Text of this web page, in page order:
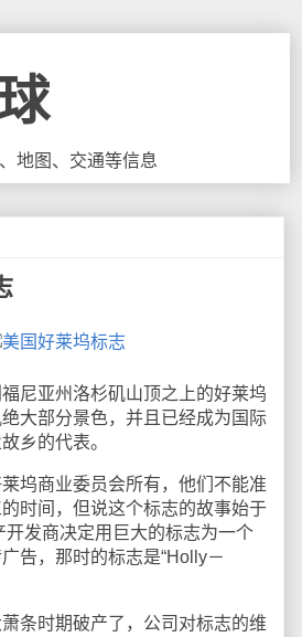
地图、交通等信息
亚州洛杉矶山顶之上的好莱坞
大部分景色，并且已经成为国际
乡的代表。
商业委员会所有，他们不能准
时间，但说这个标志的故事始于
开发商决定用巨大的标志为一个
告，那时的标志是“Holly－
时期破产了，公司对标志的维